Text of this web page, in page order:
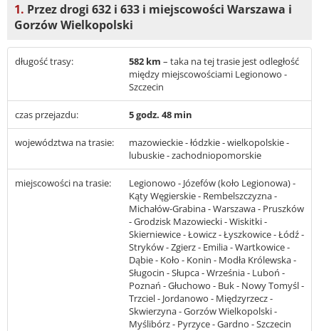
1. Przez drogi 632 i 633 i miejscowości Warszawa i
Gorzów Wielkopolski
długość trasy: 582 km – taka na tej trasie jest odległość
między miejscowościami Legionowo -
Szczecin
czas przejazdu: 5 godz. 48 min
województwa na trasie:
mazowieckie - łódzkie - wielkopolskie -
lubuskie - zachodniopomorskie
miejscowości na trasie:
Legionowo - Józefów (koło Legionowa) -
Kąty Węgierskie - Rembelszczyzna -
Michałów-Grabina - Warszawa - Pruszków
- Grodzisk Mazowiecki - Wiskitki -
Skierniewice - Łowicz - Łyszkowice - Łódź -
Stryków - Zgierz - Emilia - Wartkowice -
Dąbie - Koło - Konin - Modła Królewska -
Sługocin - Słupca - Września - Luboń -
Poznań - Głuchowo - Buk - Nowy Tomyśl -
Trzciel - Jordanowo - Międzyrzecz -
Skwierzyna - Gorzów Wielkopolski -
Myślibórz - Pyrzyce - Gardno - Szczecin